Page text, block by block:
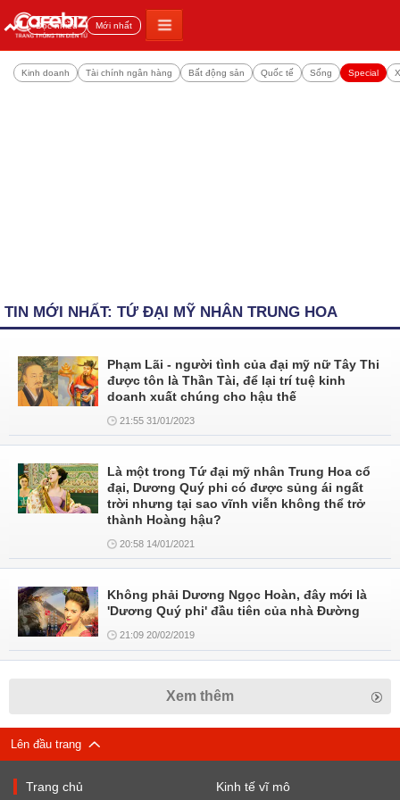
Đọc nhiều Mới nhất
Kinh doanh Tài chính ngân hàng Bất động sản Quốc tế Sống Special
TIN MỚI NHẤT: TỨ ĐẠI MỸ NHÂN TRUNG HOA
Phạm Lãi - người tình của đại mỹ nữ Tây Thi
được tôn là Thần Tài, để lại trí tuệ kinh
doanh xuất chúng cho hậu thế
21:55 31/01/2023
Là một trong Tứ đại mỹ nhân Trung Hoa cổ
đại, Dương Quý phi có được sủng ái ngất
trời nhưng tại sao vĩnh viễn không thể trở
thành Hoàng hậu?
20:58 14/01/2021
Không phải Dương Ngọc Hoàn, đây mới là
'Dương Quý phi' đầu tiên của nhà Đường
21:09 20/02/2019
Xem thêm
Lên đầu trang
Trang chủ Kinh tế vĩ mô